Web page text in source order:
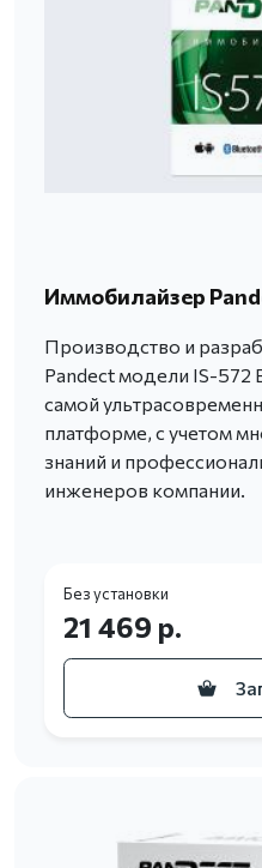
Иммобилайзер
Производство и
Pandect модели IS-572
самой
платформе, с учетом
знаний и
инженеров компании.
Без установки
21 469 р.